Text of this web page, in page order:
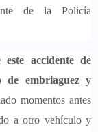
de la Policía
este accidente de
de embriaguez y
momentos antes
a otro vehículo y